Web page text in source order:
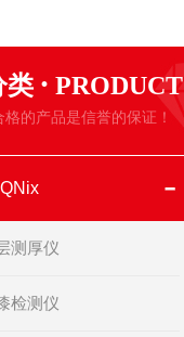
类 · PRODUCT
格的产品是信誉的保证！
测厚仪
检测仪